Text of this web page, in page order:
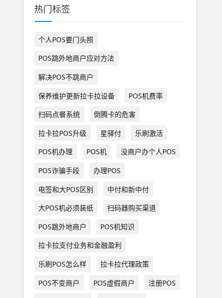
热门标签
个人POS要门头照
POS跳外地商户应对方法
解决POS不跳商户
保养维护更新拉卡拉设备
POS机费率
扫码点餐系统
倒腾卡的危害
拉卡拉POS升级
星驿付
乐刷激活
POS机办理
POS机
没商户办个人POS
POS诈骗手段
办理POS
电签和大POS区别
中付和新中付
大POS机必须装纸
扫码器购买渠道
POS跳外地商户
POS机知识
拉卡拉支付业务和金融盈利
乐刷POS怎么样
拉卡拉代理政策
POS不变商户
POS虚假商户
注册POS